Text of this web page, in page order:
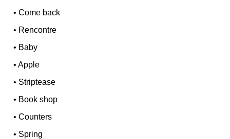
•Come back
• Rencontre
• Baby
•Apple
• Striptease
• Book shop
•Counters
• Spring